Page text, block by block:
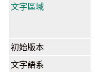
文字區域
初始版本
文字語系